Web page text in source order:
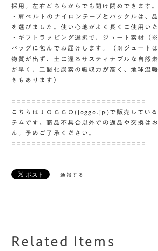
採用。左右どちらからでも開け閉めできます。
・肩ベルトのナイロンテープとバックルは、
を選びました。使い心地がよく長くご使用い
・ギフトラッピング選択で、ジュート素材（
バッグに包んでお届けします。（※ジュート
物質が出ず、土に還るサスティナブルな自然
が早く、二酸化炭素の吸収力が高く、地球温
きもあります）
===========================
こちらはＪＯＧＧＯ(joggo.jp)で販売している
テムです。商品不具合以外での返品や交換は
ん。予めご了承ください。
===========================
通報する
Related Items